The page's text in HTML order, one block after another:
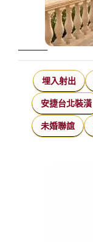
埋入射出
安捷台北裝潢
未婚聯誼